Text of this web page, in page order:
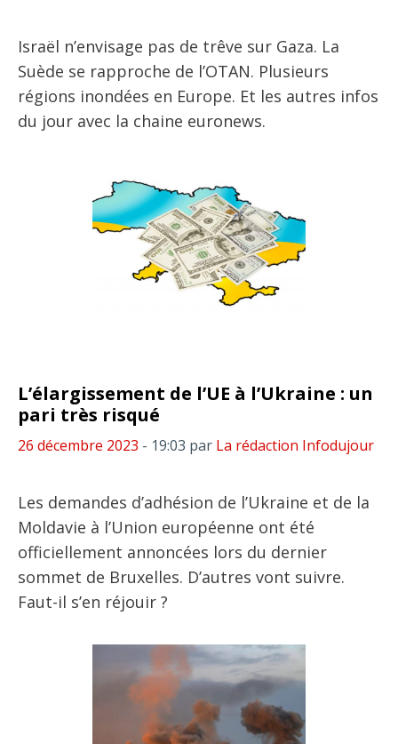
Israël n’envisage pas de trêve sur Gaza. La
Suède se rapproche de l’OTAN. Plusieurs
régions inondées en Europe. Et les autres infos
du jour avec la chaine euronews.
L’élargissement de l’UE à l’Ukraine : un
pari très risqué
26 décembre 2023 - 19:03 par La rédaction Infodujour
Les demandes d’adhésion de l’Ukraine et de la
Moldavie à l’Union européenne ont été
officiellement annoncées lors du dernier
sommet de Bruxelles. D’autres vont suivre.
Faut-il s’en réjouir ?